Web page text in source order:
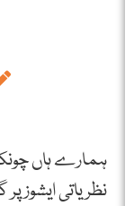
ہمارے ہاں
نظریاتی ایشوز